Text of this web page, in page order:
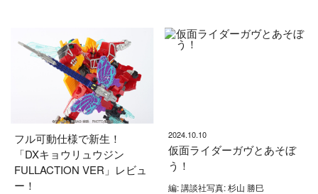
フル可動仕様で新生！
「DXキョウリュウジン
FULLACTION VER」レビュ
ー！
2024.10.10
仮面ライダーガヴとあそぼ
う！
編: 講談社写真: 杉山 勝巳